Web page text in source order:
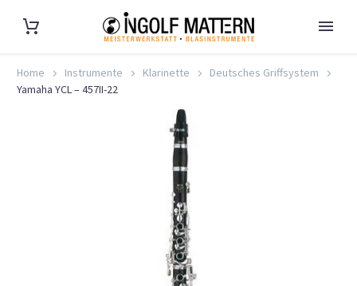
Home Instrumente Klarinette
Deutsches Griffsystem
Yamaha YCL – 457II-22